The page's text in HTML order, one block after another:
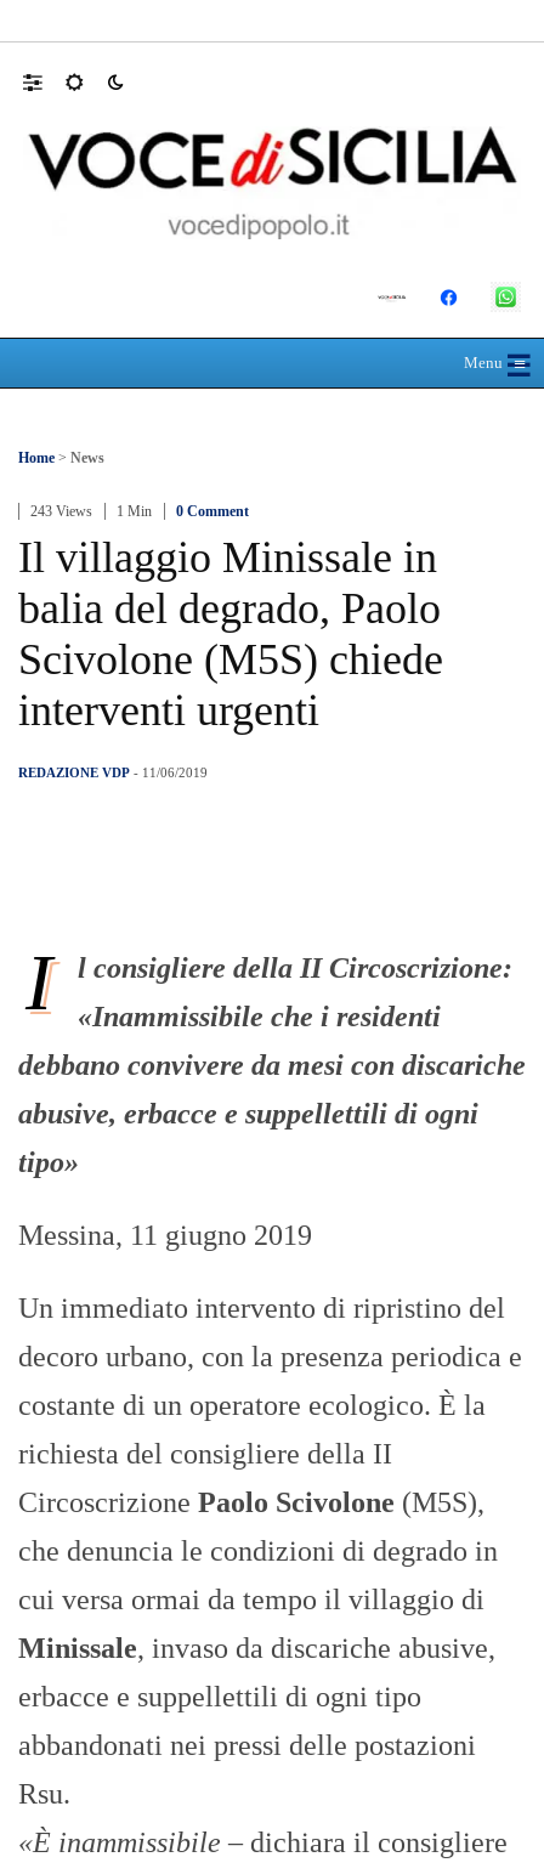
Menu≡
☰
Home > News
243 Views 1 Min 0 Comment
Il villaggio Minissale in
balia del degrado, Paolo
Scivolone (M5S) chiede
interventi urgenti
REDAZIONE VDP - 11/06/2019
I
l consigliere della II Circoscrizione:
«Inammissibile che i residenti
debbano convivere da mesi con discariche
abusive, erbacce e suppellettili di ogni
tipo»
Messina, 11 giugno 2019
Un immediato intervento di ripristino del
decoro urbano, con la presenza periodica e
costante di un operatore ecologico. È la
richiesta del consigliere della II
Circoscrizione Paolo Scivolone (M5S),
che denuncia le condizioni di degrado in
cui versa ormai da tempo il villaggio di
Minissale, invaso da discariche abusive,
erbacce e suppellettili di ogni tipo
abbandonati nei pressi delle postazioni
Rsu.
«È inammissibile – dichiara il consigliere